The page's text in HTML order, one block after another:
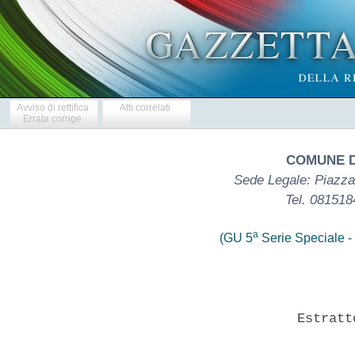
Avviso di rettifica
Errata corrige
Atti correlati
COMUNE
Sede Legale:
Tel.
(GU 5aSerie Speciale -